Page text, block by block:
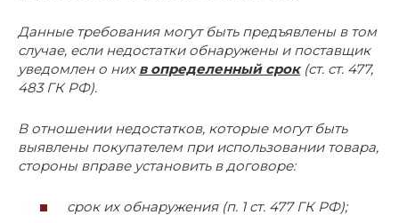
Данные требования могут быть предъявлены в том
случае, если недостатки обнаружены и поставщик
уведомлен о них в определенный срок(ст. ст. 477,
483 ГК РФ).
В отношении недостатков, которые могут быть
выявлены покупателем при использовании товара,
стороны вправе установить в договоре:
срок их обнаружения (п. 1 ст. 477 ГК РФ);